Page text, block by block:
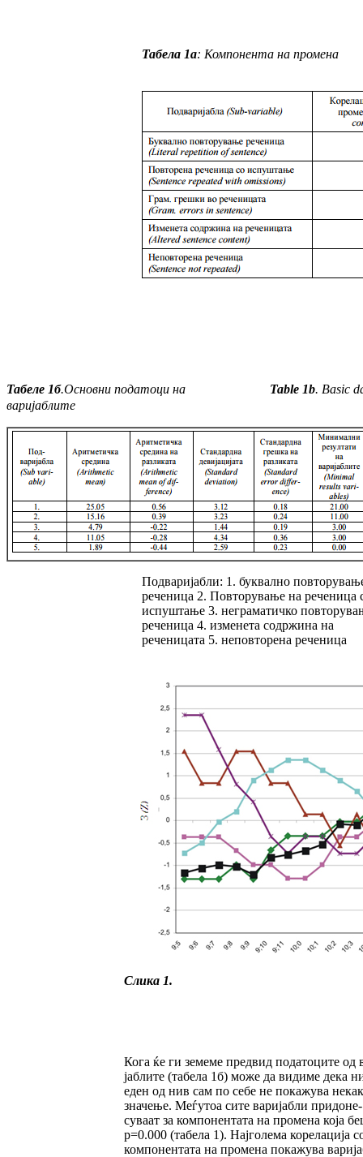
Табела 1а: Компонента на промена
Табеле 1б.Основни податоци на
варијаблите
Table 1b. Basic
Подваријабли: 1. буквално
ре­че­ница 2. Повторување на реченица
испуш­та­ње 3. неграматичко
речени­ца 4. изменета содржина на
реченицата 5. не­пов­то­рена реченица
Слика 1.
Кога ќе ги земеме предвид податоците од
јаб­лите (табела 1б) може да видиме дека
еден од нив сам по себе не покажува
значење. Меѓутоа сите варијабли придо­не­
суваат за компонентата на промена која
p=0.000 (табела 1). Најголема корелација
ком­понентата на промена покажува